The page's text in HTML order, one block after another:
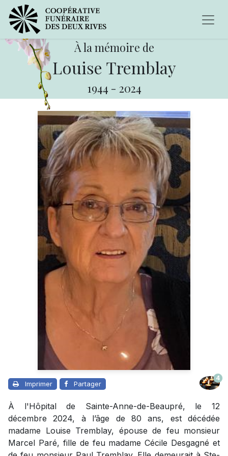
À la mémoire de
Louise Tremblay
1944 - 2024
Imprimer Partager
4
À l'Hôpital de Sainte-Anne-de-Beaupré, le 12
décembre 2024, à l’âge de 80 ans, est décédée
madame Louise Tremblay, épouse de feu monsieur
Marcel Paré, fille de feu madame Cécile Desgagné et